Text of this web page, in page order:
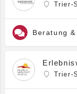
Trier-
Beratung
Trier-